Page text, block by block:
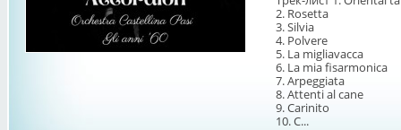
2. Rosetta
3. Silvia
4. Polvere
5. La migliavacca
6. La mia fisarmonica
7. Arpeggiata
8. Attenti al cane
9. Carinito
10. C...